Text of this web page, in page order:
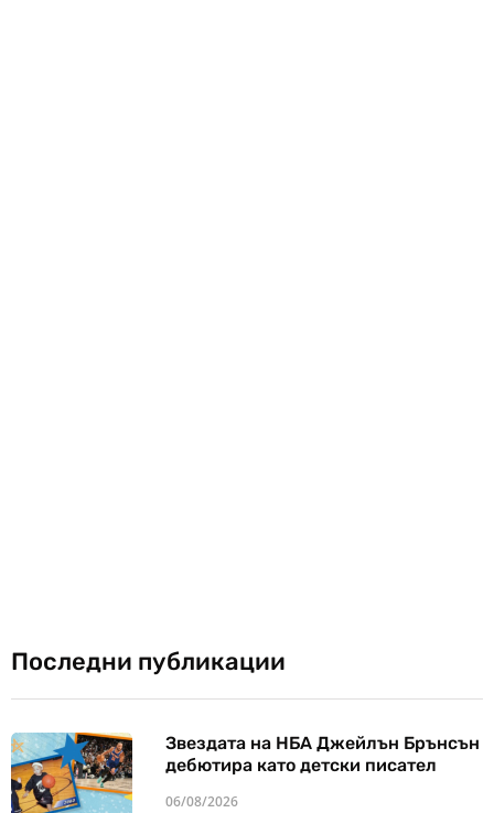
Последни публикации
Звездата на НБА Джейлън Брънсън
дебютира като детски писател
06/08/2026